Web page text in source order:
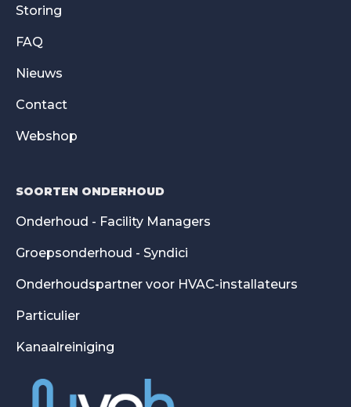
Storing
FAQ
Nieuws
Contact
Webshop
SOORTEN ONDERHOUD
Onderhoud - Facility Managers
Groepsonderhoud - Syndici
Onderhoudspartner voor HVAC-installateurs
Particulier
Kanaalreiniging